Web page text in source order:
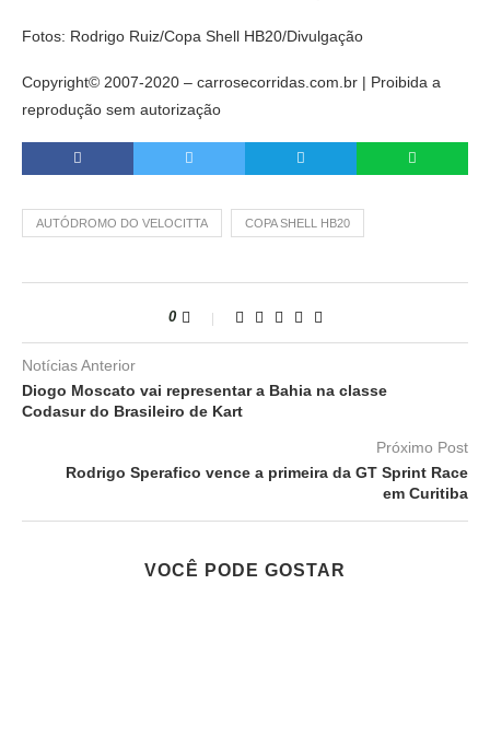
Fotos: Rodrigo Ruiz/Copa Shell HB20/Divulgação
Copyright© 2007-2020 – carrosecorridas.com.br | Proibida a
reprodução sem autorização
AUTÓDROMO DO VELOCITTA COPA SHELL HB20
0
Notícias Anterior
Diogo Moscato vai representar a Bahia na classe
Codasur do Brasileiro de Kart
Próximo Post
Rodrigo Sperafico vence a primeira da GT Sprint Race
em Curitiba
VOCÊ PODE GOSTAR